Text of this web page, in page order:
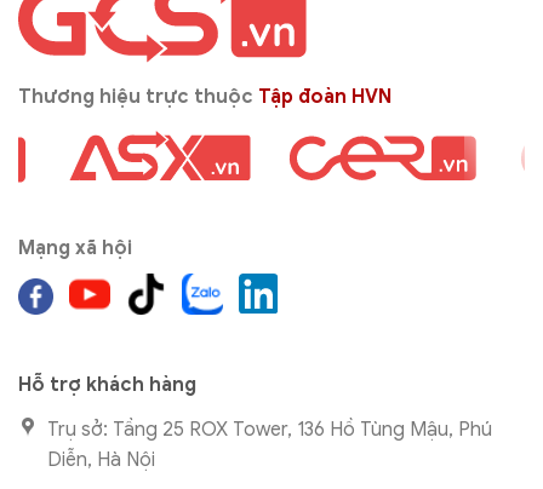
Thương hiệu trực thuộc Tập đoàn HVN
Mạng xã hội
Hỗ trợ khách hàng
Trụ sở: Tầng 25 ROX Tower, 136 Hồ Tùng Mậu, Phú
Diễn, Hà Nội